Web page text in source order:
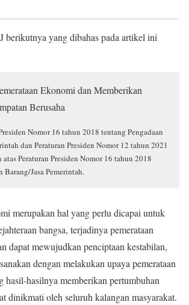
berikutnya yang dibahas pada artikel ini
Ekonomi dan Memberikan
Berusaha
Nomor 16 tahun 2018 tentang Pengadaan
dan Peraturan Presiden Nomor 12 tahun 2021
atas Peraturan Presiden Nomor 16 tahun 2018
Barang/Jasa Pemerintah.
merupakan hal yang perlu dicapai untuk
bangsa, terjadinya pemerataan
dapat mewujudkan penciptaan kestabilan,
dengan melakukan upaya pemerataan
hasil-hasilnya memberikan pertumbuhan
dinikmati oleh seluruh kalangan masyarakat.